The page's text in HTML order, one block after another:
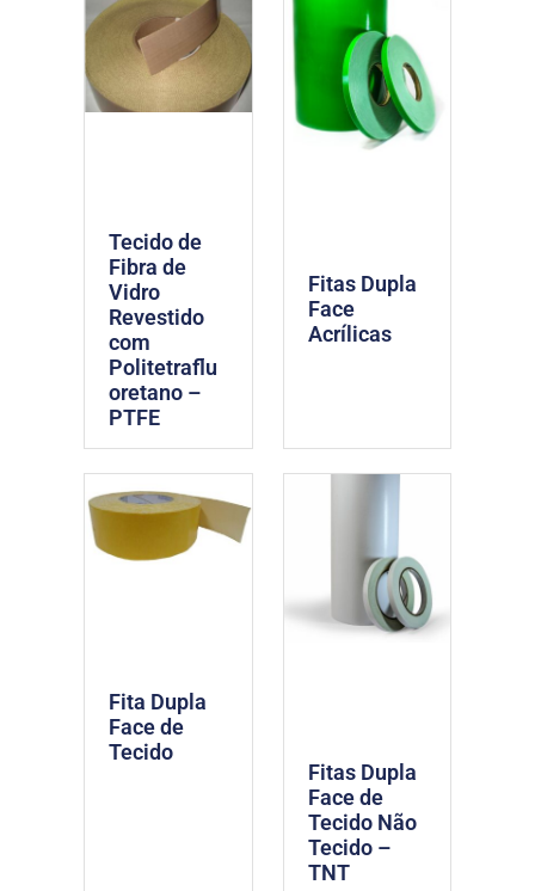
Tecido de
Fibra de
Vidro
Revestido
com
Politetraflu
oretano –
PTFE
Fitas Dupla
Face
Acrílicas
Fita Dupla
Face de
Tecido
Fitas Dupla
Face de
Tecido Não
Tecido –
TNT